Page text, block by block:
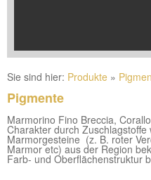
Sie sind hier: Produkte »
Pigmente
Marmorino Fino Breccia,
Charakter durch
Marmorgesteine (z. B. roter
Marmor etc) aus der Region
Farb- und Oberflächenstruktur